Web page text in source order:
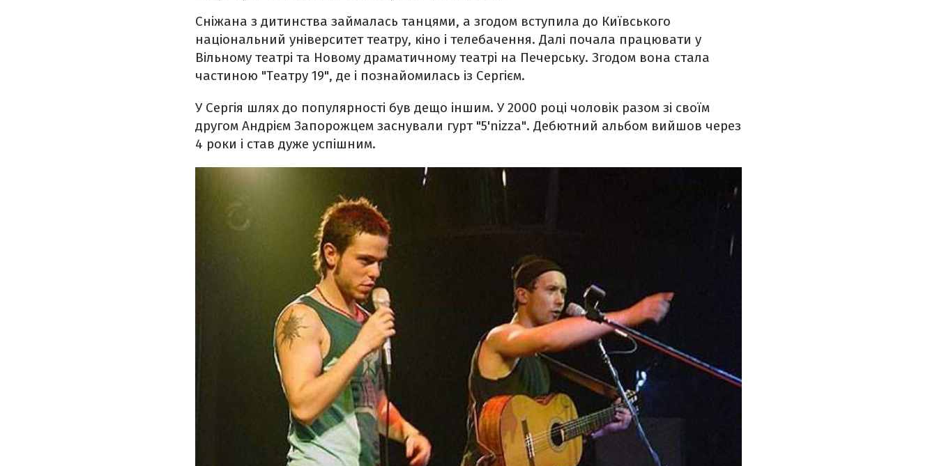
Сніжана з дитинства займалась танцями, а згодом вступила до Київського
національний університет театру, кіно і телебачення. Далі почала працювати у
Вільному театрі та Новому драматичному театрі на Печерську. Згодом вона стала
частиною "Театру 19", де і познайомилась із Сергієм.
У Сергія шлях до популярності був дещо іншим. У 2000 році чоловік разом зі своїм
другом Андрієм Запорожцем заснували гурт "5'nizza". Дебютний альбом вийшов через
4 роки і став дуже успішним.